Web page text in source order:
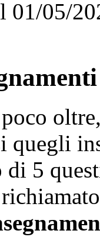
01/05/
quegli
5